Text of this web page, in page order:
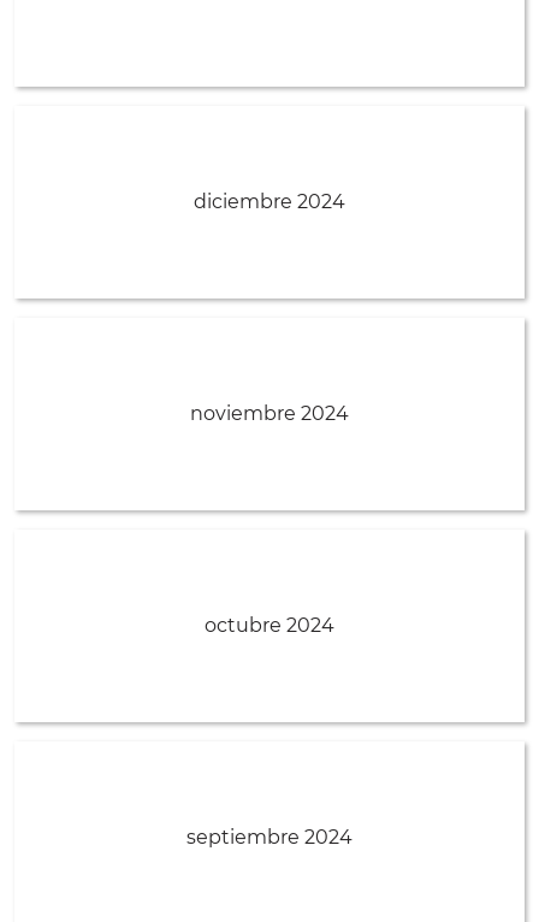
diciembre 2024
noviembre 2024
octubre 2024
septiembre 2024